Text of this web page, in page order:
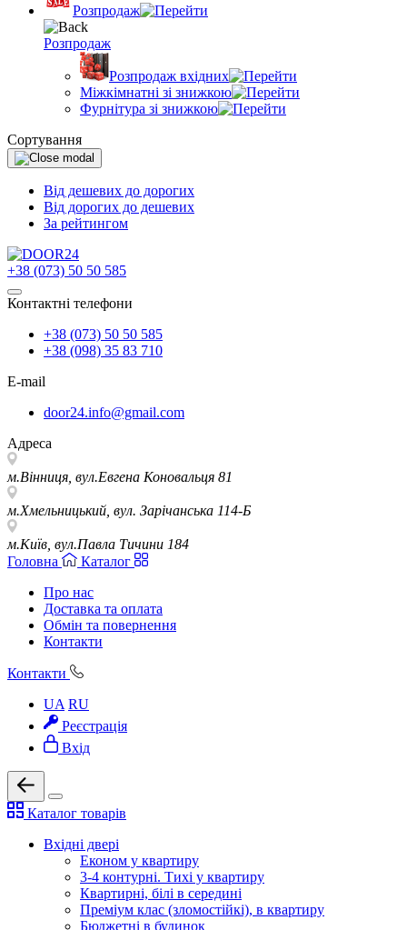
Розпродаж
Розпродаж
Розпродаж вхідних
Міжкімнатні зі знижкою
Фурнітура зі знижкою
Сортування
Від дешевих до дорогих
Від дорогих до дешевих
За рейтингом
+38 (073) 50 50 585
Контактні телефони
+38 (073) 50 50 585
+38 (098) 35 83 710
E-mail
door24.info@gmail.com
Адреса
м.Вінниця, вул.Евгена Коновальця 81
м.Хмельницький, вул. Зарічанська 114-Б
м.Київ, вул.Павла Тичини 184
Головна
Каталог
Про нас
Доставка та оплата
Обмін та повернення
Контакти
Контакти
UA RU
Реєстрація
Вхід
Каталог товарів
Вхідні двері
Економ у квартиру
3-4 контурні. Тихі у квартиру
Квартирні, білі в середині
Преміум клас (зломостійкі), в квартиру
Бюджетні в будинок